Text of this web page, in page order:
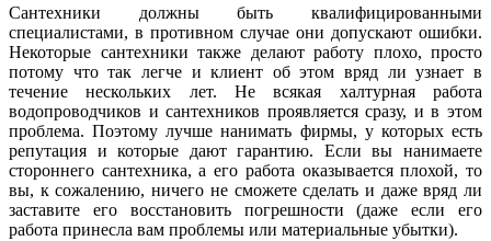
Сантехники должны быть квалифицированными
специалистами, в противном случае они допускают ошибки.
Некоторые сантехники также делают работу плохо, просто
потому что так легче и клиент об этом вряд ли узнает в
течение нескольких лет. Не всякая халтурная работа
водопроводчиков и сантехников проявляется сразу, и в этом
проблема. Поэтому лучше нанимать фирмы, у которых есть
репутация и которые дают гарантию. Если вы нанимаете
стороннего сантехника, а его работа оказывается плохой, то
вы, к сожалению, ничего не сможете сделать и даже вряд ли
заставите его восстановить погрешности (даже если его
работа принесла вам проблемы или материальные убытки).